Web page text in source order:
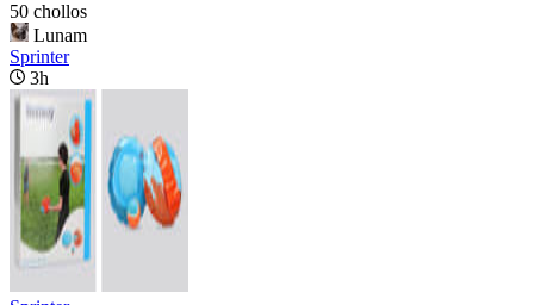
50 chollos
Lunam
Sprinter
3h